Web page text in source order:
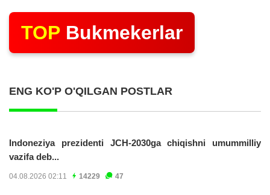
TOP Bukmekerlar
ENG KO'P O'QILGAN POSTLAR
Indoneziya prezidenti JCH-2030ga chiqishni umummilliy
vazifa deb...
04.08.2026 02:11 14229 47